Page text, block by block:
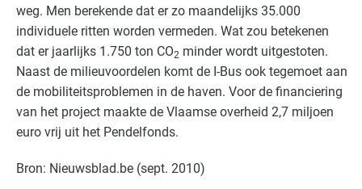
weg. Men berekende dat er zo maandelijks 35.000
individuele ritten worden vermeden. Wat zou betekenen
dat er jaarlijks 1.750 ton CO2 minder wordt uitgestoten.
Naast de milieuvoordelen komt de I-Bus ook tegemoet aan
de mobiliteitsproblemen in de haven. Voor de financiering
van het project maakte de Vlaamse overheid 2,7 miljoen
euro vrij uit het Pendelfonds.
Bron: Nieuwsblad.be (sept. 2010)